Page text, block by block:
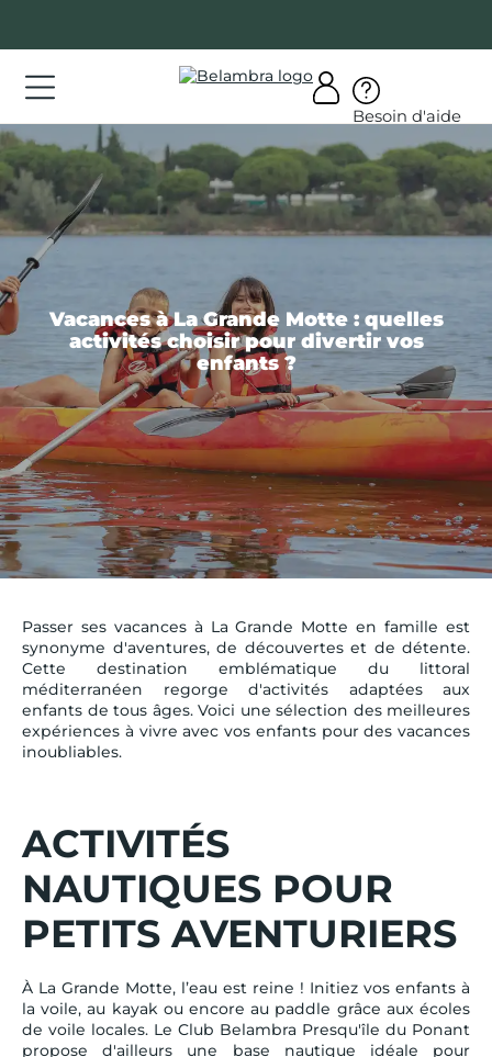
contenu
Besoin d'aide
Vacances à La Grande Motte : quelles
activités choisir pour divertir vos
enfants ?
Passer ses vacances à La Grande Motte en famille est
synonyme d'aventures, de découvertes et de détente.
Cette destination emblématique du littoral
méditerranéen regorge d'activités adaptées aux
enfants de tous âges. Voici une sélection des meilleures
expériences à vivre avec vos enfants pour des vacances
inoubliables.
ACTIVITÉS
NAUTIQUES POUR
PETITS AVENTURIERS
À La Grande Motte, l’eau est reine ! Initiez vos enfants à
la voile, au kayak ou encore au paddle grâce aux écoles
de voile locales. Le Club Belambra Presqu'île du Ponant
propose d'ailleurs une base nautique idéale pour